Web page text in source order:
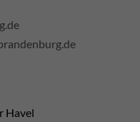
Havel